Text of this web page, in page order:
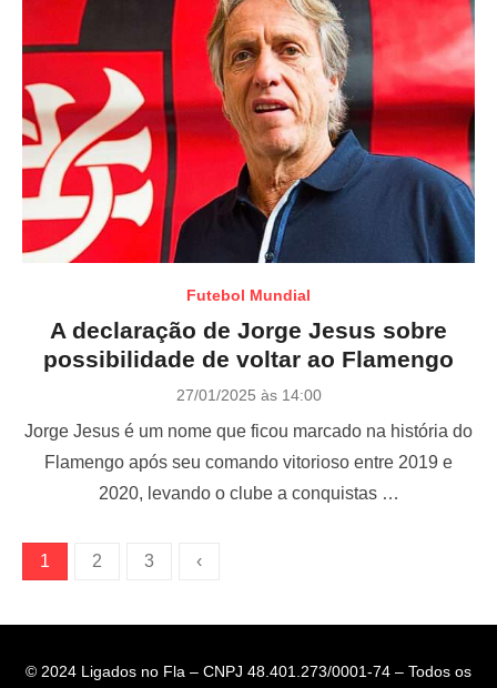
Futebol Mundial
A declaração de Jorge Jesus sobre
possibilidade de voltar ao Flamengo
P
s
e
d
27/01/2025 às 14:00
Jorge Jesus é um nome que ficou marcado na história do
Flamengo após seu comando vitorioso entre 2019 e
2020, levando o clube a conquistas …
a
g
1 2 3 ‹
© 2024 Ligados no Fla – CNPJ 48.401.273/0001-74 – Todos os